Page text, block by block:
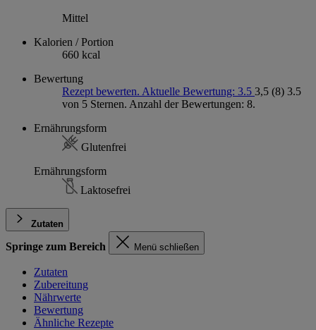
Mittel
Kalorien / Portion
660 kcal
Bewertung
Rezept bewerten. Aktuelle Bewertung: 3.5 3,5 (8) 3.5
von 5 Sternen. Anzahl der Bewertungen: 8.
Ernährungsform
Glutenfrei
Ernährungsform
Laktosefrei
Zutaten
Springe zum Bereich Menü schließen
Zutaten
Zubereitung
Nährwerte
Bewertung
Ähnliche Rezepte